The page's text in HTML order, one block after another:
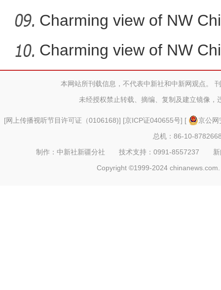
新疆阿克苏：丰富青少
Charming view of NW
Charming view of NW
本网站所刊载信息，不代表中新社和中新网观点。
未经授权禁止转载、摘编、复制及建立镜像，
[网上传播视听节目许可证（0106168)] [京ICP证040655号] [
京公
总机：86-10-
制作：中新社新疆分社 技术支持：0991-8557237
Copyright ©1999-2024